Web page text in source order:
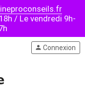
/ Le vendredi 9h-
person Connexion